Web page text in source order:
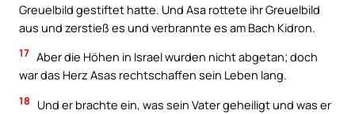
Greuelbild gestiftet hatte. Und Asa rottete ihr Greuelbild
aus und zerstieß es und verbrannte es am Bach Kidron.
17 Aber die Höhen in Israel wurden nicht abgetan; doch
war das Herz Asas rechtschaffen sein Leben lang.
18
Und er brachte ein, was sein Vater geheiligt und was er